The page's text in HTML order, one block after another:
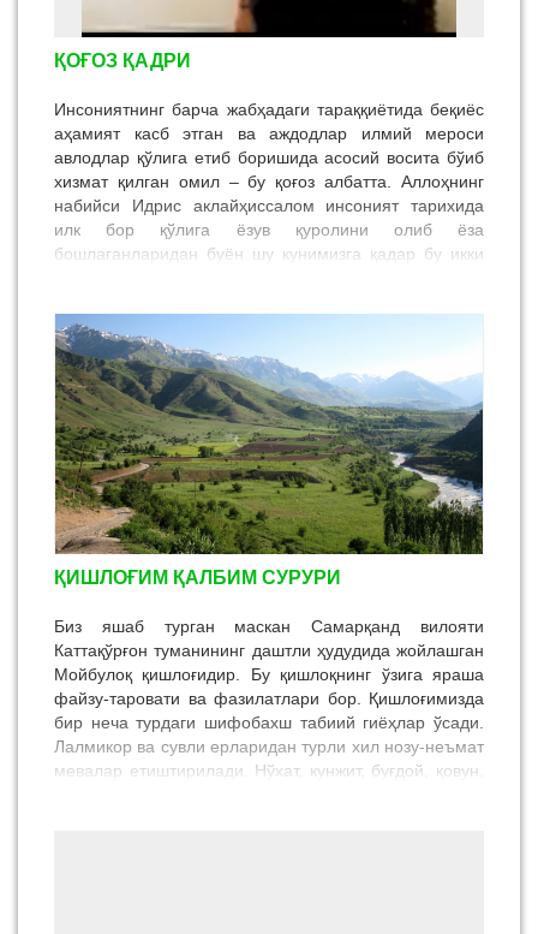
Шунданми энг ғамгин лаҳзаларимда
Фақат Сенинг исминг келар тилимга.
Шукр, кўзларимда ёришмоқда тонг,
Шафақлар пойлайди дардчил жисмимни.
Бу мунаввар тонгда яна энтикиб-
Гулдай ҳидлаяпман хушбўй исмингни...
ҚОҒОЗ ҚАДРИ
Инсониятнинг барча жабҳадаги тараққиётида беқиёс
аҳамият касб этган ва аждодлар илмий мероси
авлодлар қўлига етиб боришида асосий восита бўиб
хизмат қилган омил – бу қоғоз албатта. Аллоҳнинг
набийси Идрис аклайҳиссалом инсоният тарихида
илк бор қўлига ёзув қуролини олиб ёза
бошлаганларидан буён шу кунимизга қадар бу икки
келди.
ҚИШЛОҒИМ ҚАЛБИМ СУРУРИ
Биз яшаб турган маскан Самарқанд вилояти
Каттақўрғон туманининг даштли ҳудудида жойлашган
Мойбулоқ қишлоғидир. Бу қишлоқнинг ўзига яраша
файзу-таровати ва фазилатлари бор. Қишлоғимизда
бир неча турдаги шифобахш табиий гиёҳлар ўсади.
Лалмикор ва сувли ерларидан турли хил нозу-неъмат
мевалар етиштирилади. Нўхат, кунжит, буғдой, қовун,